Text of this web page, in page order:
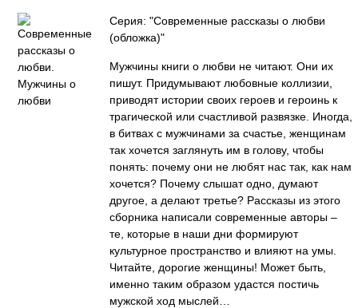
Серия: "Современные рассказы о любви
(обложка)"
Мужчины книги о любви не читают. Они их
пишут. Придумывают любовные коллизии,
приводят истории своих героев и героинь к
трагической или счастливой развязке. Иногда,
в битвах с мужчинами за счастье, женщинам
так хочется заглянуть им в голову, чтобы
понять: почему они не любят нас так, как нам
хочется? Почему слышат одно, думают
другое, а делают третье? Рассказы из этого
сборника написали современные авторы –
те, которые в наши дни формируют
культурное пространство и влияют на умы.
Читайте, дорогие женщины! Может быть,
именно таким образом удастся постичь
мужской ход мыслей…